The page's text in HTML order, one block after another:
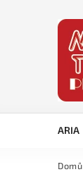
ARIA
Domů